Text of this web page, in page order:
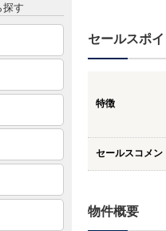
セールスポイ
特徴
セールスコメン
物件概要
探す